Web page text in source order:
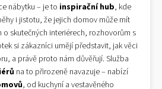
nábytku – je to inspirační hub, kde
i jistotu, že jejich domov může mít
o skutečných interiérech, rozhovorům s
si zákazníci umějí představit, jak věci
a právě proto nám důvěřují. Služba
na to přirozeně navazuje – nabízí
, od kuchyní a vestavěného